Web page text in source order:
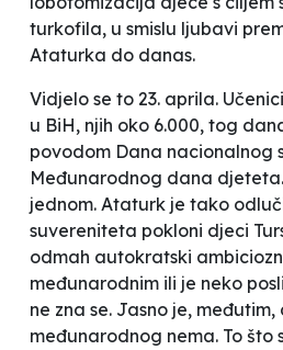
turkofila, u smislu ljubavi
Ataturka do danas.
Vidjelo se to 23. aprila.
u BiH, njih oko 6.000, tog
povodom Dana nacionalnog
Međunarodnog dana
jednom. Ataturk je tako
suvereniteta pokloni djeci
odmah autokratski
međunarodnim ili je neko
ne zna se. Jasno je,
međunarodnog nema. To što